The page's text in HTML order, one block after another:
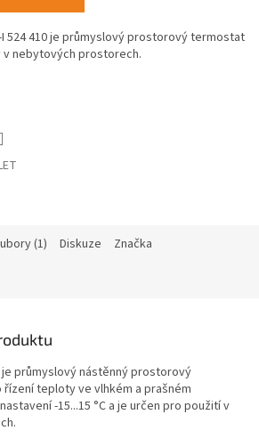
524 410 je průmyslový prostorový termostat
nebytových prostorech.
(1) Diskuze Značka
je průmyslový nástěnný prostorový
teploty ve vlhkém a prašném
-15...15 °C a je určen pro použití v